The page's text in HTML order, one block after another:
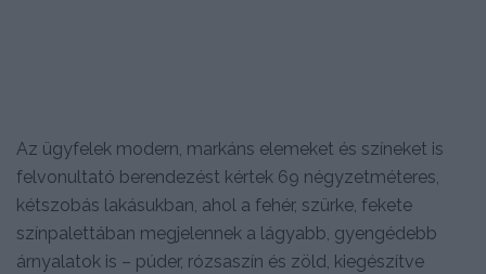
Az ügyfelek modern, markáns elemeket és színeket is
felvonultató berendezést kértek 69 négyzetméteres,
kétszobás lakásukban, ahol a fehér, szürke, fekete
színpalettában megjelennek a lágyabb, gyengédebb
árnyalatok is – púder, rózsaszín és zöld, kiegészítve